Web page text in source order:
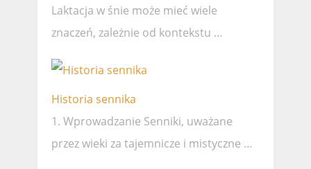
Laktacja w śnie może mieć wiele
znaczeń, zależnie od kontekstu …
Historia sennika
1. Wprowadzanie Senniki, uważane
przez wieki za tajemnicze i mistyczne …